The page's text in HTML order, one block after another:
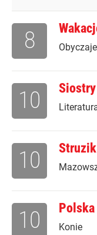
Obyczaje
8
10
10
Konie
10